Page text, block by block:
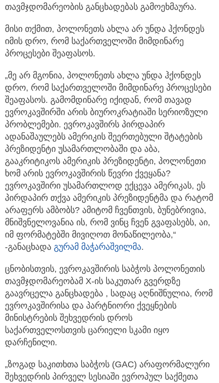
თავმჯდომარეობის განცხადებას გამოეხმაურა.
მისი თქმით, პოლონეთს ახლა არ უნდა ჰქონდეს
იმის დრო, რომ საქართველოში მიმდინარე
პროცესები შეაფასოს.
„მე არ მგონია, პოლონეთს ახლა უნდა ჰქონდეს
დრო, რომ საქართველოში მიმდინარე პროცესები
შეაფასოს. გამომდინარე იქიდან, რომ თავად
ევროკავშირში არის ბიუროკრატიაში სერიოზული
პრობლემები. ევროკავშირს პირდაპირ
ადანაშაულებს ამერიკის შეერთებული შტატების
პრეზიდენტი უსამართლობაში და აბა,
გააკრიტიკოს ამერიკის პრეზიდენტი, პოლონეთი
ხომ არის ევროკავშირის წევრი ქვეყანა?
ევროკავშირი უსამართლოდ ექცევა ამერიკას, ეს
პირდაპირ თქვა ამერიკის პრეზიდენტმა და რატომ
არაფერს ამბობს? ამიტომ ჩვენთვის, ბუნებრივია,
მნიშვნელოვანია ის, რომ ვინც ჩვენ გვაფასებს, აი,
იმ ფორმატებში მივიღოთ მონაწილეობა,“
-განაცხადა გურამ მაჭარაშვილმა.
ცნობისთვის, ევროკავშირის საბჭოს პოლონეთის
თავმჯდომარეობამ X-ის საკუთარ გვერდზე
გაავრცელა განცხადება , სადაც აღნიშნულია, რომ
ევროკავშირისა და პარტნიორი ქვეყნების
მინისტრების შეხვედრის დროს
საქართველოსთვის ცარიელი სკამი იყო
დარჩენილი.
„ზოგად საკითხთა საბჭოს (GAC) არაფორმალური
შეხვედრის პირველ სესიაში ევროპულ საქმეთა